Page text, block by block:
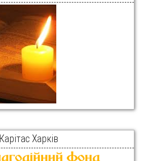
Карітас Харків